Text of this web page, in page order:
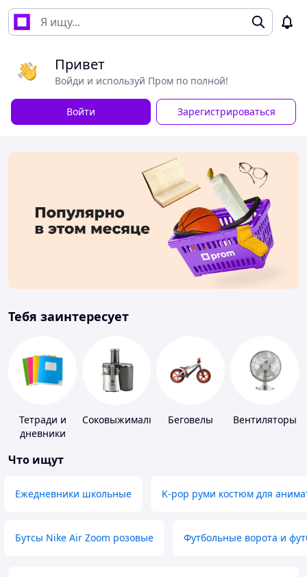
Привет
Войди и используй Пром по полной!
Войти Зарегистрироваться
Тебя заинтересует
Тетради и
дневники
Соковыжималки Беговелы Вентиляторы
Что ищут
Ежедневники школьные K-pop руми костюм для
Бутсы Nike Air Zoom розовые Футбольные ворота и